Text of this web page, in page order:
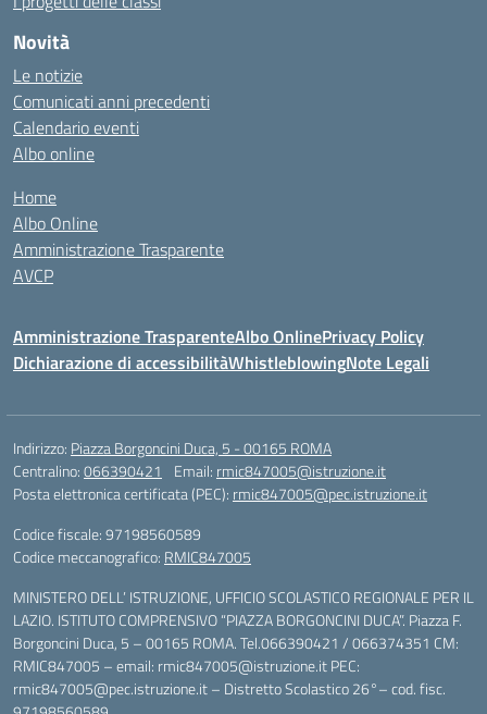
Novità
Le notizie
Comunicati anni precedenti
Calendario eventi
Albo online
Home
Albo Online
Amministrazione Trasparente
AVCP
Amministrazione TrasparenteAlbo OnlinePrivacy Policy
Dichiarazione di accessibilitàWhistleblowingNote Legali
Indirizzo: Piazza Borgoncini Duca, 5 - 00165 ROMA
Centralino:066390421 Email: rmic847005@istruzione.it
Posta elettronica certificata (PEC): rmic847005@pec.istruzione.it
Codice fiscale: 97198560589
Codice meccanografico: RMIC847005
MINISTERO DELL’ ISTRUZIONE, UFFICIO SCOLASTICO REGIONALE PER IL
LAZIO. ISTITUTO COMPRENSIVO “PIAZZA BORGONCINI DUCA”. Piazza F.
Borgoncini Duca, 5 – 00165 ROMA. Tel.066390421 / 066374351 CM:
RMIC847005 – email: rmic847005@istruzione.it PEC:
rmic847005@pec.istruzione.it – Distretto Scolastico 26°– cod. fisc.